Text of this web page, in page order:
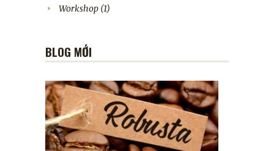
Workshop (1)
BLOG MỚI